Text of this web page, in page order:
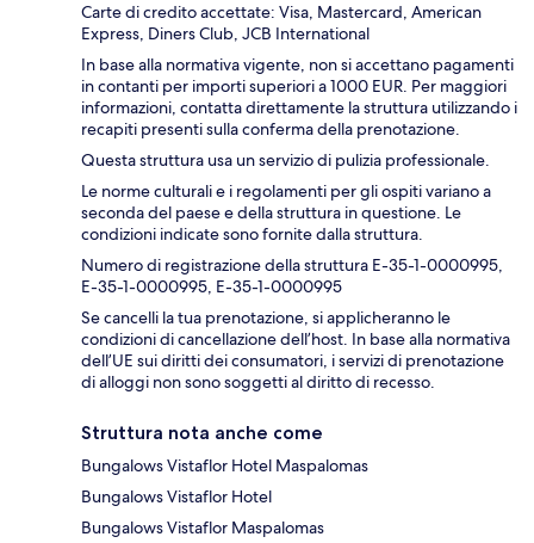
Carte di credito accettate: Visa, Mastercard, American
Express, Diners Club, JCB International
In base alla normativa vigente, non si accettano pagamenti
in contanti per importi superiori a 1000 EUR. Per maggiori
informazioni, contatta direttamente la struttura utilizzando i
recapiti presenti sulla conferma della prenotazione.
Questa struttura usa un servizio di pulizia professionale.
Le norme culturali e i regolamenti per gli ospiti variano a
seconda del paese e della struttura in questione. Le
condizioni indicate sono fornite dalla struttura.
Numero di registrazione della struttura E-35-1-0000995,
E-35-1-0000995, E-35-1-0000995
Se cancelli la tua prenotazione, si applicheranno le
condizioni di cancellazione dell’host. In base alla normativa
dell’UE sui diritti dei consumatori, i servizi di prenotazione
di alloggi non sono soggetti al diritto di recesso.
Struttura nota anche come
Bungalows Vistaflor Hotel Maspalomas
Bungalows Vistaflor Hotel
Bungalows Vistaflor Maspalomas